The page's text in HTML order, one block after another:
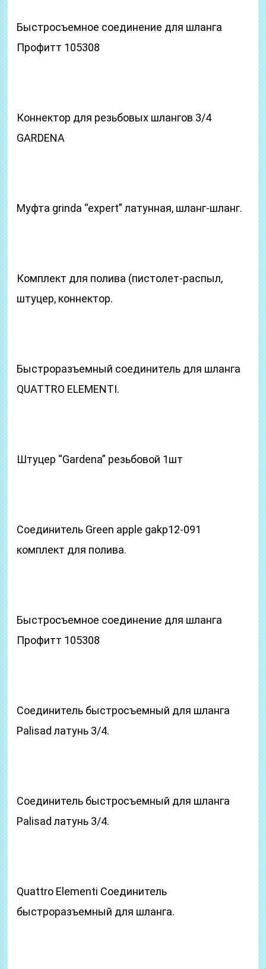
Быстросъемное соединение для шланга
Профитт 105308
Коннектор для резьбовых шлангов 3/4
GARDENA
Муфта grinda “expert” латунная, шланг-шланг.
Комплект для полива (пистолет-распыл,
штуцер, коннектор.
Быстроразъемный соединитель для шланга
QUATTRO ELEMENTI.
Штуцер “Gardena” резьбовой 1шт
Соединитель Green apple gakp12-091
комплект для полива.
Быстросъемное соединение для шланга
Профитт 105308
Соединитель быстросъемный для шланга
Palisad латунь 3/4.
Соединитель быстросъемный для шланга
Palisad латунь 3/4.
Quattro Elementi Соединитель
быстроразъемный для шланга.